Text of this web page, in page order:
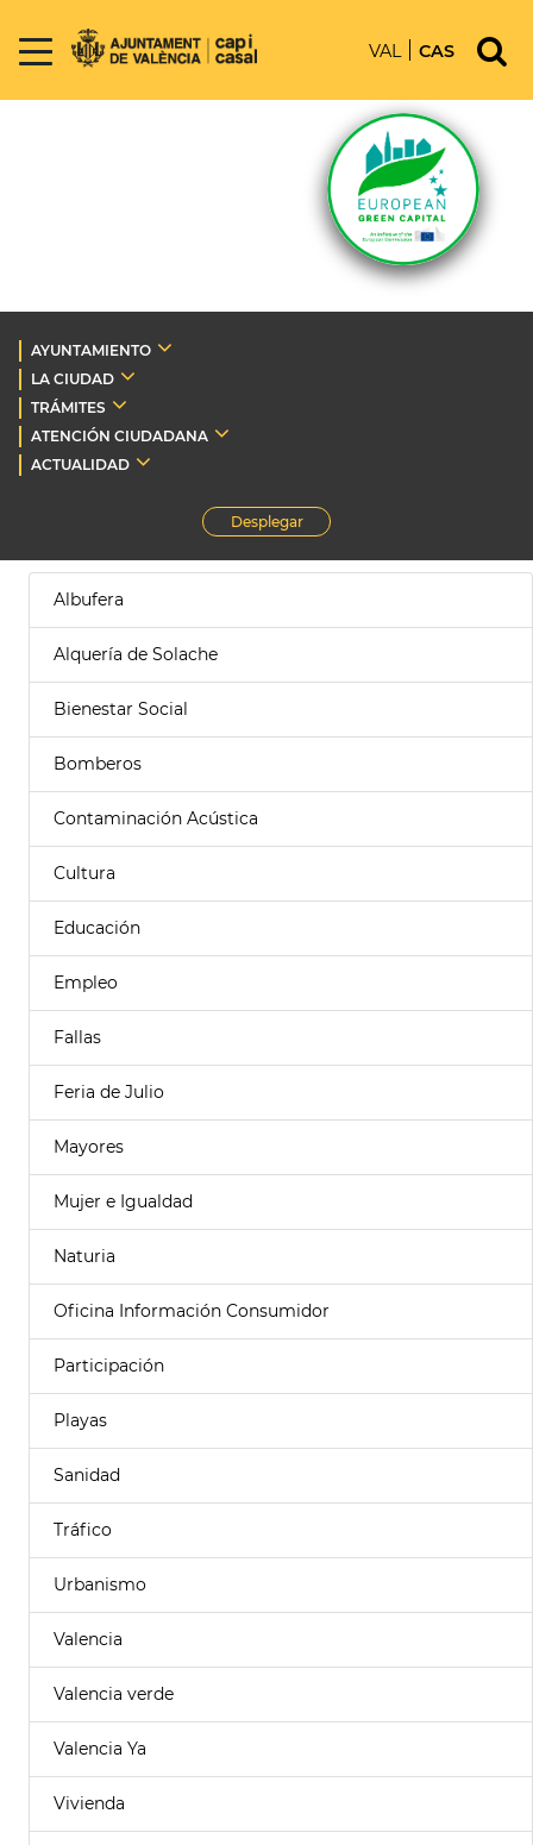
VAL CAS
AYUNTAMIENTO
LA CIUDAD
TRÁMITES
ATENCIÓN CIUDADANA
ACTUALIDAD
Desplegar
Albufera
Alquería de Solache
Bienestar Social
Bomberos
Contaminación Acústica
Cultura
Educación
Empleo
Fallas
Feria de Julio
Mayores
Mujer e Igualdad
Naturia
Oficina Información Consumidor
Participación
Playas
Sanidad
Tráfico
Urbanismo
Valencia
Valencia verde
Valencia Ya
Vivienda